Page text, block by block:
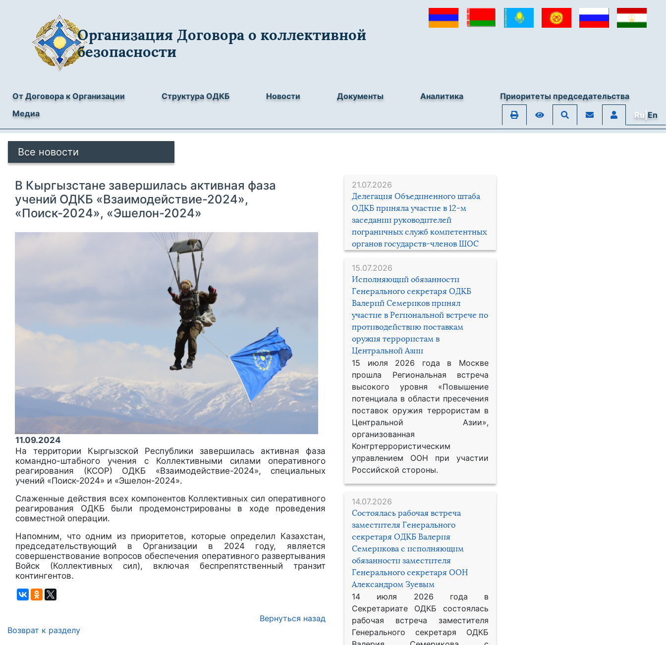
Организация Договора о коллективной
безопасности
От Договора к Организации Структура ОДКБ Новости Документы Аналитика
Приоритеты председательства
Медиа
Ru|En
Все новости
21.07.2026
Делегация Объединенного штаба
ОДКБ приняла участие в 12-м
заседании руководителей
пограничных служб компетентных
органов государств-членов ШОС
15.07.2026
Исполняющий обязанности
Генерального секретаря ОДКБ
Валерий Семериков принял
участие в Региональной встрече по
противодействию поставкам
оружия террористам в
Центральной Азии
15 июля 2026 года в Москве
прошла Региональная встреча
высокого уровня «Повышение
потенциала в области пресечения
поставок оружия террористам в
Центральной Азии»,
организованная
Контртеррористическим
управлением ООН при участии
Российской стороны.
14.07.2026
Состоялась рабочая встреча
заместителя Генерального
секретаря ОДКБ Валерия
Семерикова с исполняющим
обязанности заместителя
Генерального секретаря ООН
Александром Зуевым
14 июля 2026 года в
Секретариате ОДКБ состоялась
рабочая встреча заместителя
Генерального секретаря ОДКБ
В Кыргызстане завершилась активная фаза
учений ОДКБ «Взаимодействие-2024»,
«Поиск-2024», «Эшелон-2024»
11.09.2024
На территории Кыргызской Республики завершилась активная фаза
командно-штабного учения с Коллективными силами оперативного
реагирования (КСОР) ОДКБ «Взаимодействие-2024», специальных
учений «Поиск-2024» и «Эшелон-2024».
Слаженные действия всех компонентов Коллективных сил оперативного
реагирования ОДКБ были продемонстрированы в ходе проведения
совместной операции.
Напомним, что одним из приоритетов, которые определил Казахстан,
председательствующий в Организации в 2024 году, является
совершенствование вопросов обеспечения оперативного развертывания
Войск (Коллективных сил), включая беспрепятственный транзит
контингентов.
Вернуться назад
Возврат к разделу